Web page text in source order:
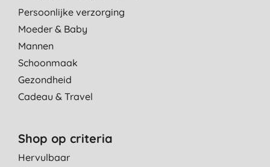
Persoonlijke verzorging
Moeder & Baby
Mannen
Schoonmaak
Gezondheid
Cadeau & Travel
Shop op criteria
Hervulbaar